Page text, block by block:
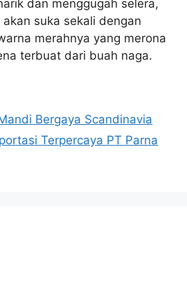
dan menggugah selera,
suka sekali dengan
merahnya yang merona
terbuat dari buah naga.
Bergaya Scandinavia
Terpercaya PT Parna